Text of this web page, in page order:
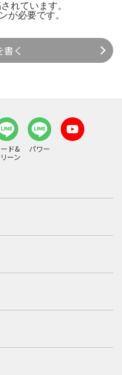
れています。
が必要です。
書く
ド&
ーン
パワー